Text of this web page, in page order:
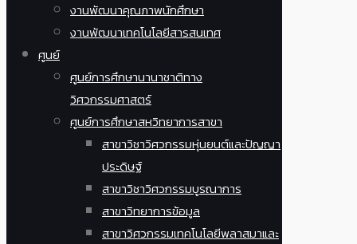
งานพัฒนาคุณภาพนักศึกษา
งานพัฒนาเทคโนโลยีสารสนเทศ
ศูนย์
ศูนย์การศึกษานานาชาติทาง
วิศวกรรมศาสตร์
ศูนย์การศึกษาสหวิทยาการสาขา
สาขาวิชาวิศวกรรมหุ่นยนต์และปัญญา
ประดิษฐ์
สาขาวิชาวิศวกรรมบูรณาการ
สาขาวิทยาการข้อมูล
สาขาวิศวกรรมเทคโนโลยีพลาสมาและ